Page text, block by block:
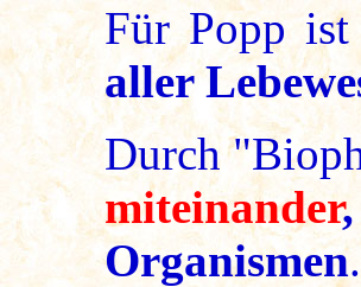
Für Popp
aller
Durch
miteinander
Organismen.